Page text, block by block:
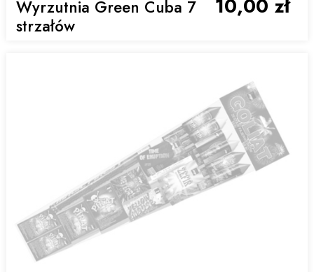
Wyrzutnia Green Cuba 7
strzałów
10,00 zł